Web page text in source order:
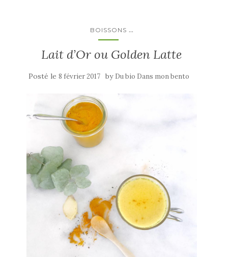
BOISSONS ...
Lait d’Or ou Golden Latte
Posté le 8 février 2017 by Du bio Dans mon bento